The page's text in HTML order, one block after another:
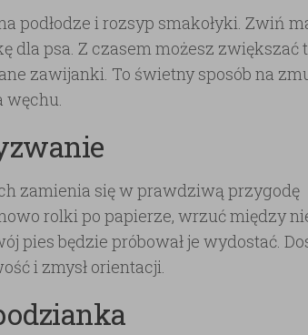
podłodze i rozsyp smakołyki. Zwiń
dla psa. Z czasem możesz zwiększać
zawijanki. To świetny sposób na
węchu.
zamienia się w prawdziwą przygodę
rolki po papierze, wrzuć między
pies będzie próbował je wydostać.
i zmysł orientacji.